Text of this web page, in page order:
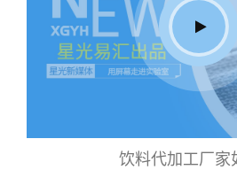
饮料代加工厂家